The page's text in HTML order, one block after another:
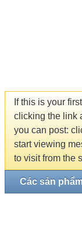
If this is your
clicking the link
you can post:
start viewing
to visit from the
Các sản